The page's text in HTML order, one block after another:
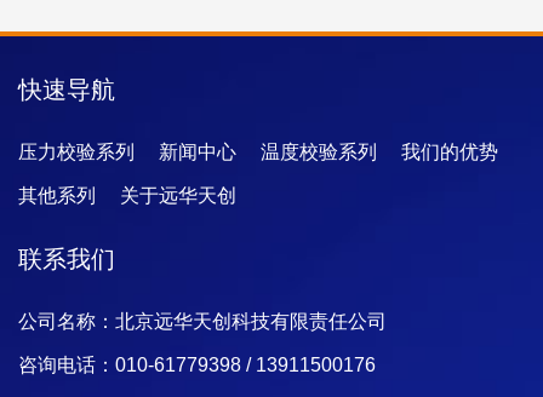
快速导航
压力校验系列 新闻中心 温度校验系列 我们的优势
其他系列 关于远华天创
联系我们
公司名称：北京远华天创科技有限责任公司
咨询电话：010-61779398 / 13911500176